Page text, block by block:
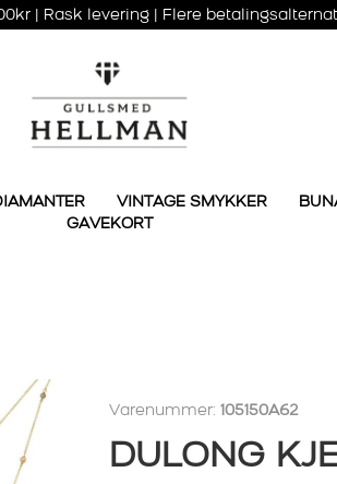
| Rask levering | Flere
VINTAGE SMYKKER
GAVEKORT
Varenummer: 105150A62
DULONG